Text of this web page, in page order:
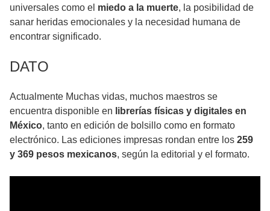
universales como el miedo a la muerte, la posibilidad de
sanar heridas emocionales y la necesidad humana de
encontrar significado.
DATO
Actualmente Muchas vidas, muchos maestros se
encuentra disponible en librerías físicas y digitales en
México, tanto en edición de bolsillo como en formato
electrónico. Las ediciones impresas rondan entre los 259
y 369 pesos mexicanos, según la editorial y el formato.